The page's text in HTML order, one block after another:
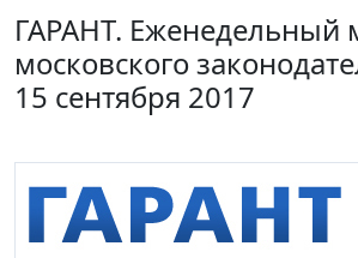
ГАРАНТ. Еженедельный
московского
15 сентября 2017